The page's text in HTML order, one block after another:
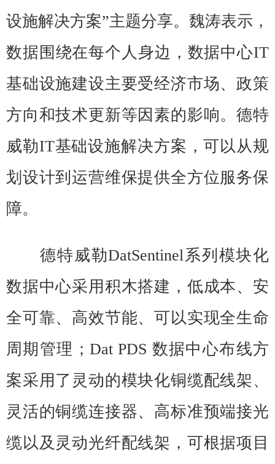
设施解决方案”主题分享。魏涛表示，
数据围绕在每个人身边，数据中心IT
基础设施建设主要受经济市场、政策
方向和技术更新等因素的影响。德特
威勒IT基础设施解决方案，可以从规
划设计到运营维保提供全方位服务保
障。
德特威勒DatSentinel系列模块化
数据中心采用积木搭建，低成本、安
全可靠、高效节能、可以实现全生命
周期管理；Dat PDS 数据中心布线方
案采用了灵动的模块化铜缆配线架、
灵活的铜缆连接器、高标准预端接光
缆以及灵动光纤配线架，可根据项目